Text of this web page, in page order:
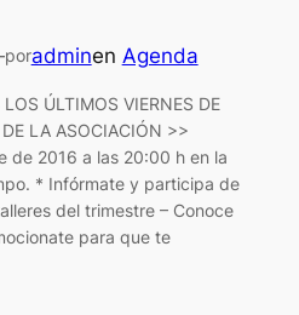
poradminen Agenda
ÚLTIMOS VIERNES DE
LA ASOCIACIÓN >>
de 2016 a las 20:00 h en la
* Infórmate y participa de
del trimestre – Conoce
para que te